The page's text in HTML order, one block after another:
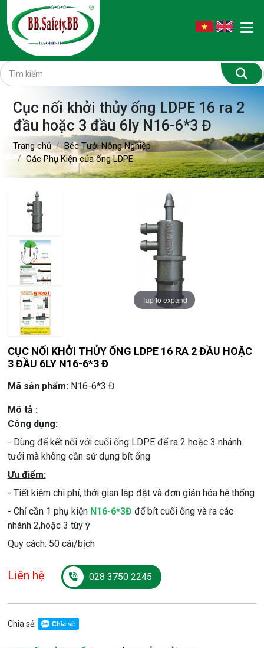
Cục nối khởi thủy ống LDPE 16 ra 2
đầu hoặc 3 đầu 6ly N16-6*3 Đ
Trang chủ
Béc Tưới Nông Nghiệp
Các Phụ Kiện của ống LDPE
Tap to expand
Tap to expand
Tap to expand
CỤC NỐI KHỞI THỦY ỐNG LDPE 16 RA 2 ĐẦU HOẶC
3 ĐẦU 6LY N16-6*3 Đ
Mã sản phẩm: N16-6*3 Đ
Mô tả :
Công dụng:
- Dùng để kết nối với cuối ống LDPE để ra 2 hoặc 3 nhánh
tưới mà không cần sử dụng bít ống
Ưu điểm:
- Tiết kiệm chi phí, thới gian lắp đặt và đơn giản hóa hệ thống
- Chỉ cần 1 phụ kiện N16-6*3Đ để bít cuối ống và ra các
nhánh 2,hoặc 3 tùy ý
Quy cách: 50 cái/bịch
Liên hệ 028 3750 2245
Chia sẻ: Chia sẻ